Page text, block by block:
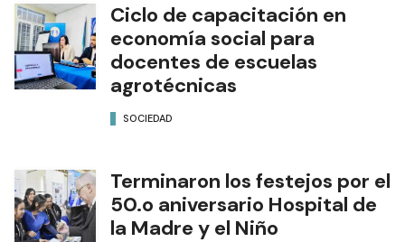
Ciclo de capacitación en
economía social para
docentes de escuelas
agrotécnicas
SOCIEDAD
Terminaron los festejos por el
50.o aniversario Hospital de
la Madre y el Niño